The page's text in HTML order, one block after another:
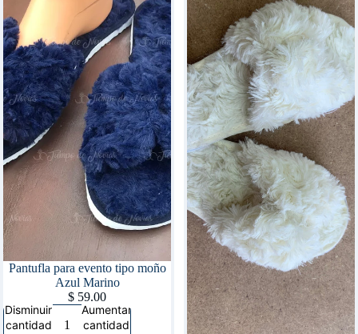
Pantufla para evento tipo moño
Azul Marino
$ 59.00
Disminuir
cantidad
Aumentar
cantidad